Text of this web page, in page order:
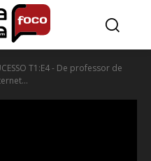
T1:E4 - De professor de